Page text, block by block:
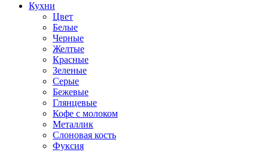
Кухни
Цвет
Белые
Черные
Желтые
Красные
Зеленые
Серые
Бежевые
Глянцевые
Кофе с молоком
Металлик
Слоновая кость
Фуксия